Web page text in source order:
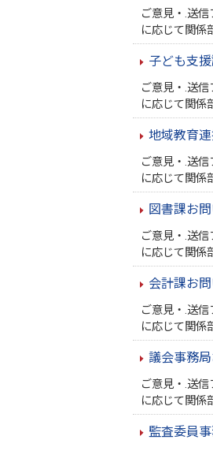
ご意見・.送
に応じて関係
子ども支
ご意見・.送
に応じて関係
地域教育
ご意見・.送
に応じて関係
図書課お
ご意見・.送
に応じて関係
会計課お
ご意見・.送
に応じて関係
議会事務
ご意見・.送
に応じて関係
監査委員